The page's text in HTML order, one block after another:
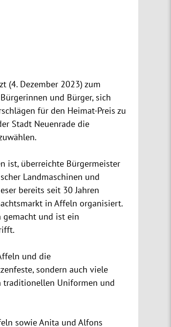
(4. Dezember 2023) zum
und Bürger, sich
für den Heimat-Preis zu
Stadt Neuenrade die
ist, überreichte Bürgermeister
Landmaschinen und
bereits seit 30 Jahren
in Affeln organisiert.
gemacht und ist ein
und die
sondern auch viele
traditionellen Uniformen und
sowie Anita und Alfons